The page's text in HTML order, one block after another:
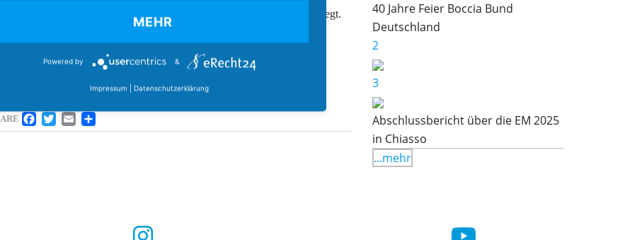
Der Spielort wurde deshalb kurzfristig nach Offingen verlegt.
FACEBOOK
TWITTER
EMAIL
40 Jahre Feier Boccia Bund
Deutschland
2
3
Abschlussbericht über die EM 2025
in Chiasso
...mehr
Abschlussbericht über die EM 2025 in Chiasso
Ein Tag mit vielen Überraschungen geht
vorbei
Emotionaler Kraftakt bringt den deutschen
MEHR
Powered by &
Impressum Datenschutzerklärung